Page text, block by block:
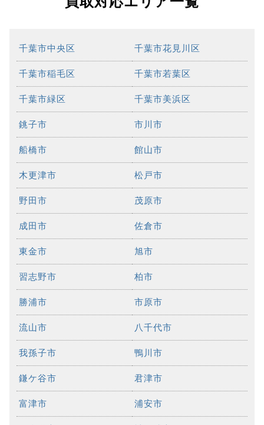
千葉市中央区 千葉市花見川区
千葉市稲毛区 千葉市若葉区
千葉市緑区 千葉市美浜区
銚子市 市川市
船橋市 館山市
木更津市 松戸市
野田市 茂原市
成田市 佐倉市
東金市 旭市
習志野市 柏市
勝浦市 市原市
流山市 八千代市
我孫子市 鴨川市
鎌ケ谷市 君津市
富津市 浦安市